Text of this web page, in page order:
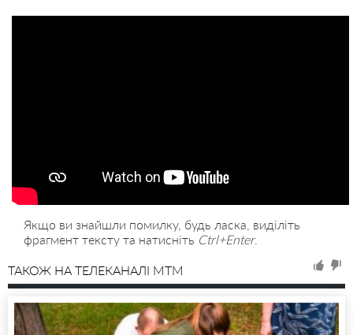
Якщо ви знайшли помилку, будь ласка, виділіть
фрагмент тексту та натисніть Ctrl+Enter.
ТАКОЖ НА ТЕЛЕКАНАЛІ MTM